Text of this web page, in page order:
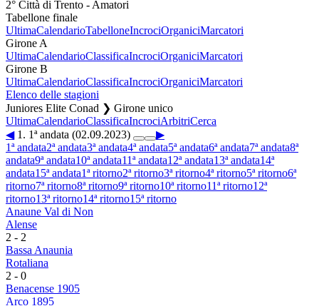
2° Città di Trento - Amatori
Tabellone finale
UltimaCalendarioTabelloneIncrociOrganiciMarcatori
Girone A
UltimaCalendarioClassificaIncrociOrganiciMarcatori
Girone B
UltimaCalendarioClassificaIncrociOrganiciMarcatori
Elenco delle stagioni
Juniores Elite Conad ❯ Girone unico
UltimaCalendarioClassificaIncrociArbitriCerca
◀1. 1ª andata (02.09.2023)
▶
1ª andata2ª andata3ª andata4ª andata5ª andata6ª andata7ª andata8ª
andata9ª andata10ª andata11ª andata12ª andata13ª andata14ª
andata15ª andata1ª ritorno2ª ritorno3ª ritorno4ª ritorno5ª ritorno6ª
ritorno7ª ritorno8ª ritorno9ª ritorno10ª ritorno11ª ritorno12ª
ritorno13ª ritorno14ª ritorno15ª ritorno
Anaune Val di Non
Alense
2 - 2
Bassa Anaunia
Rotaliana
2 - 0
Benacense 1905
Arco 1895